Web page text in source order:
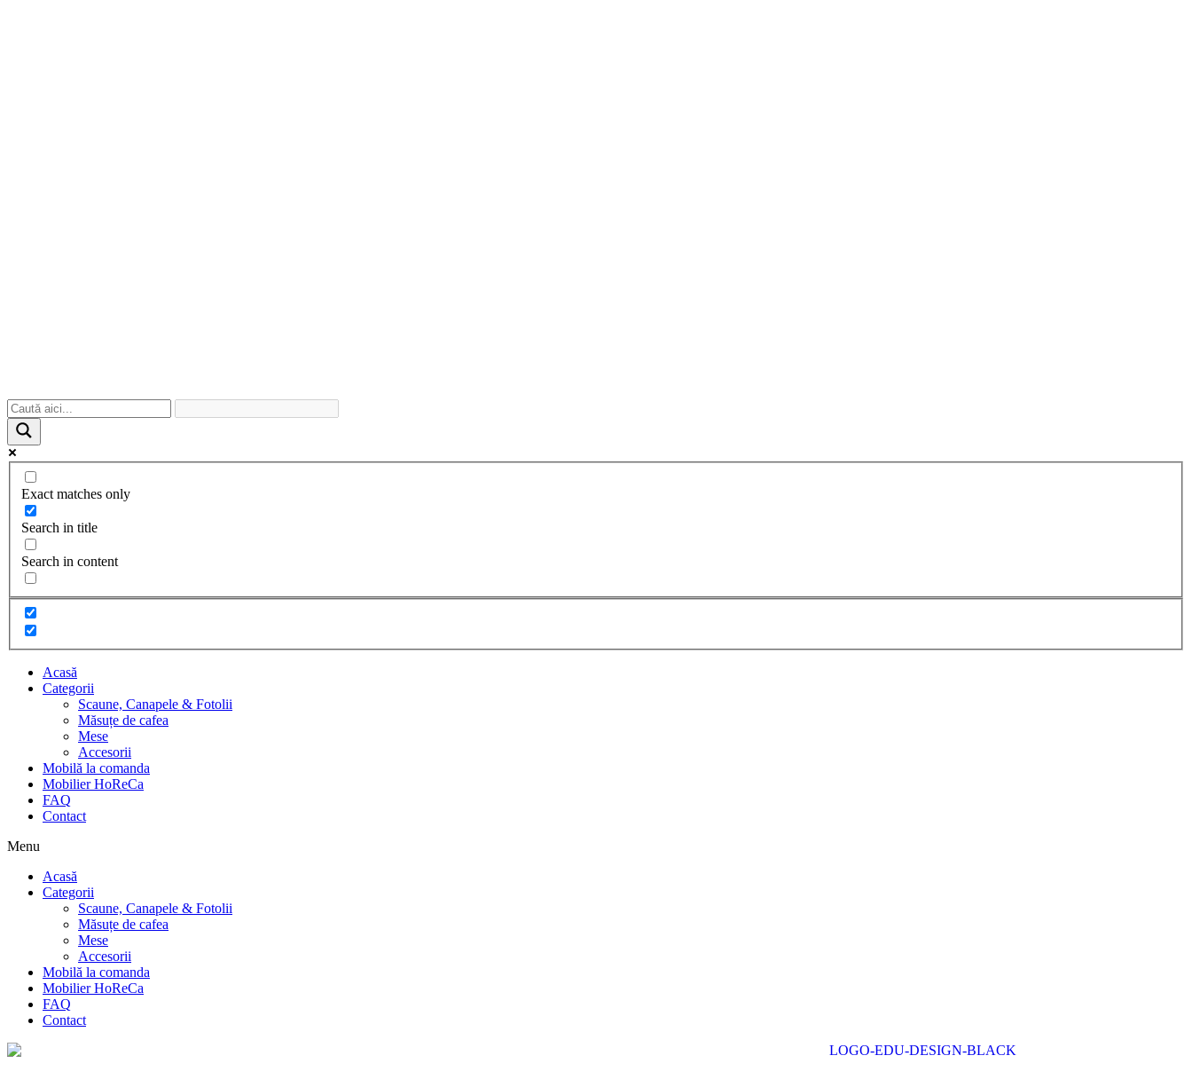
Exact matches only
Search in title
Search in content
Acasă
Categorii
Scaune, Canapele & Fotolii
Măsuțe de cafea
Mese
Accesorii
Mobilă la comanda
Mobilier HoReCa
FAQ
Contact
Menu
Acasă
Categorii
Scaune, Canapele & Fotolii
Măsuțe de cafea
Mese
Accesorii
Mobilă la comanda
Mobilier HoReCa
FAQ
Contact